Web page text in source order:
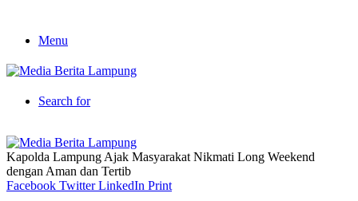
Menu
Search for
Kapolda Lampung Ajak Masyarakat Nikmati Long Weekend
dengan Aman dan Tertib
Facebook Twitter LinkedIn Print